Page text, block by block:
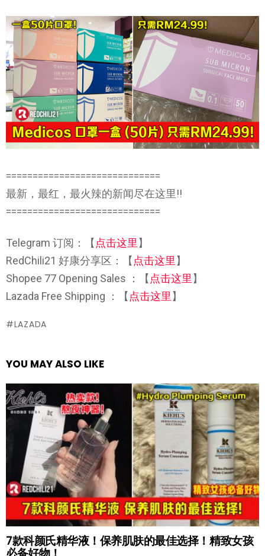
=============================
最新，最红，最火辣的新闻尽在这里!!
=============================
Telegram 订阅：【点击这里】
RedChili21 好康分享区：【点击这里】
Shopee 77 Opening Sales ：【点击这里】
Lazada Free Shipping ：【点击这里】
LAZADA
YOU MAY ALSO LIKE
7款科颜氏精华液！保养肌肤的最佳选择！精致女孩